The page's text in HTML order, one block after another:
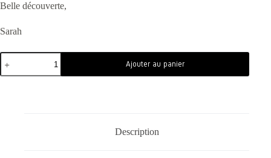
Belle découverte,
Sarah
Ajouter au panier
Description